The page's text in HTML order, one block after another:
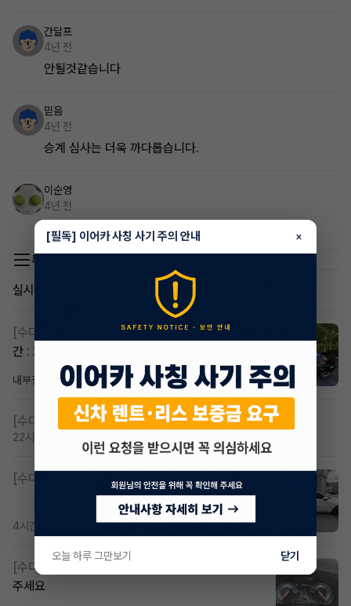
간달프
4년 전
안될것같습니다
믿음
4년 전
승계 심사는 더욱 까다롭습니다.
이순영
4년 전
글쎄요 심사를 봐야 알것 같은데요
목록 이동
실시간 인기글
[수다방]
스포티지하이브리드 승계합니다(잔여렌트기
간 : 26개월)
내부결재 16시간 전조회 817 댓글 1
[수다방] 저신용 무심사 or 신차 렌트 찾으시는분!!
22시간 전
[수다방] K8 하이브리드 (풀옵션) 758,780원
4시간 전 댓글 3
[수다방]
주세요
[필독] 이어카 사칭 사기 주의 안내 ×
오늘 하루 그만보기 닫기